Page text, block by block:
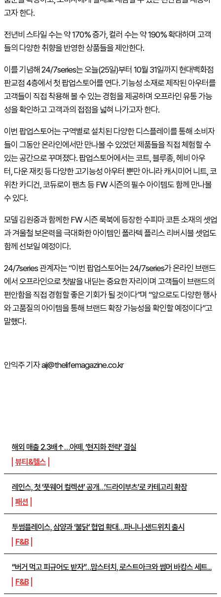
해외 매출 2.3배↑…아떼, ‘현지화 전략’ 결실
뷰티&헬스
레인스, 첫 ‘풋웨어 컬렉션’ 공개…’드라이부츠’로 카테고리 확장
패션
투썸플레이스, 삼양과 ‘불닭’ 협업 확대…파니니·샌드위치 출시
F&B
“버거 먹고 피규어도 받자”…맘스터치, 로스트아크와 썸머 바캉스 세트...
F&B
고자 한다.
전년비 스타일 수는 약 170% 증가, 컬러 수는 약 190% 확대하며 고객
들의 다양한 취향을 반영한 상품들을 제안한다.
이를 기념해 24/7series는 오늘(25일)부터 10월 31일까지 현대백화점
판교점 4층에서 첫 팝업스토어를 연다. 기능성 소재로 제작된 아우터를
고객들이 직접 착용해 볼 수 있는 경험을 제공하며 오프라인 유통 가능
성을 확인하고 고객과의 접점을 넓혀 나가고자 한다.
이번 팝업스토어는 구역별로 설치된 다양한 디스플레이를 통해 소비자
들이 그동안 온라인에서만 만나볼 수 있었던 제품들을 직접 체험할 수
있는 공간으로 꾸며졌다. 팝업스토어에서는 코트, 블루종, 헤비 아우
터, 다운 재킷 등 다양한 고기능성 아우터 뿐만 아니라 캐시미어 니트, 코
위찬 카디건, 코듀로이 팬츠 등 FW 시즌의 필수 아이템도 함께 만나볼
수 있다.
모델 김원중과 함께한 FW 시즌 룩북에 등장한 수피마 코튼 소재의 셋업
과 겨울철 보온력을 극대화한 아이템인 폴라텍 플리스 리버시블 셋업도
함께 선보일 예정이다.
24/7series 관계자는 “이번 팝업스토어는 24/7series가 온라인 브랜드
에서 오프라인으로 첫발을 내딛는 중요한 자리이며 고객들이 브랜드의
편안함을 직접 경험할 좋은 기회가 될 것이다”며 “앞으로도 다양한 행사
와 고품질의 아이템을 통해 브랜드 확장 가능성을 확인할 예정이다”고
말했다.
안익주 기자 aij@thelifemagazine.co.kr